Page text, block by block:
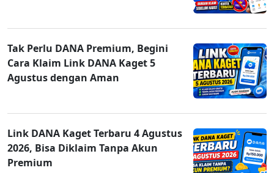
Tak Perlu DANA Premium, Begini
Cara Klaim Link DANA Kaget 5
Agustus dengan Aman
Link DANA Kaget Terbaru 4 Agustus
2026, Bisa Diklaim Tanpa Akun
Premium